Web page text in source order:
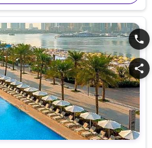
phone
share